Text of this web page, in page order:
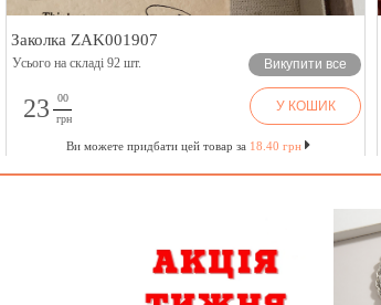
Заколка ZAK001907
Усього на складі 92 шт. Викупити все
23
00
грн
У КОШИК
Ви можете придбати цей товар за 18.40 грн